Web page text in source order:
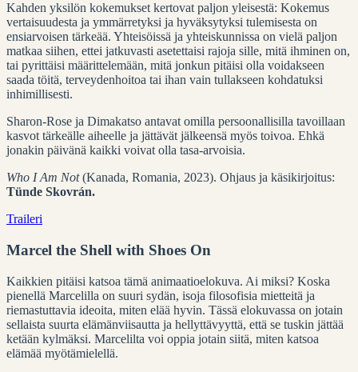
Kahden yksilön kokemukset kertovat paljon yleisestä: Kokemus
vertaisuudesta ja ymmärretyksi ja hyväksytyksi tulemisesta on
ensiarvoisen tärkeää. Yhteisöissä ja yhteiskunnissa on vielä paljon
matkaa siihen, ettei jatkuvasti asetettaisi rajoja sille, mitä ihminen on,
tai pyrittäisi määrittelemään, mitä jonkun pitäisi olla voidakseen
saada töitä, terveydenhoitoa tai ihan vain tullakseen kohdatuksi
inhimillisesti.
Sharon-Rose ja Dimakatso antavat omilla persoonallisilla tavoillaan
kasvot tärkeälle aiheelle ja jättävät jälkeensä myös toivoa. Ehkä
jonakin päivänä kaikki voivat olla tasa-arvoisia.
Who I Am Not(Kanada, Romania, 2023). Ohjaus ja käsikirjoitus:
Tünde Skovrán.
Traileri
Marcel the Shell with Shoes On
Kaikkien pitäisi katsoa tämä animaatioelokuva. Ai miksi? Koska
pienellä Marcelilla on suuri sydän, isoja filosofisia mietteitä ja
riemastuttavia ideoita, miten elää hyvin. Tässä elokuvassa on jotain
sellaista suurta elämänviisautta ja hellyttävyyttä, että se tuskin jättää
ketään kylmäksi. Marcelilta voi oppia jotain siitä, miten katsoa
elämää myötämielellä.